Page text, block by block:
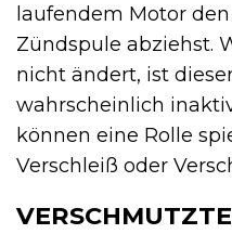
laufendem Motor
Zündspule abziehst.
nicht ändert, ist
wahrscheinlich
können eine Rolle
Verschleiß oder